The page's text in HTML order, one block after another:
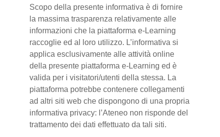
Scopo della presente informativa è di fornire
la massima trasparenza relativamente alle
informazioni che la piattaforma e-Learning
raccoglie ed al loro utilizzo. L’informativa si
applica esclusivamente alle attività online
della presente piattaforma e-Learning ed è
valida per i visitatori/utenti della stessa. La
piattaforma potrebbe contenere collegamenti
ad altri siti web che dispongono di una propria
informativa privacy: l’Ateneo non risponde del
trattamento dei dati effettuato da tali siti.